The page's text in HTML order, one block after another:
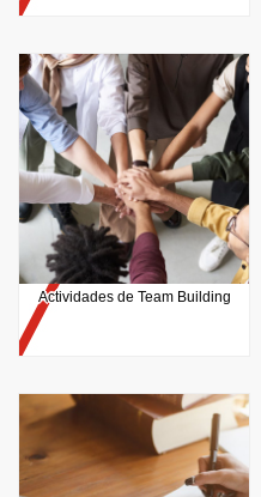
Actividades de Team Building